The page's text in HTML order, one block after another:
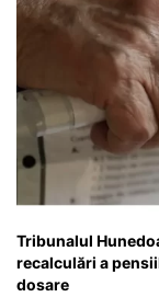
Tribunalul
recalculări a
dosare